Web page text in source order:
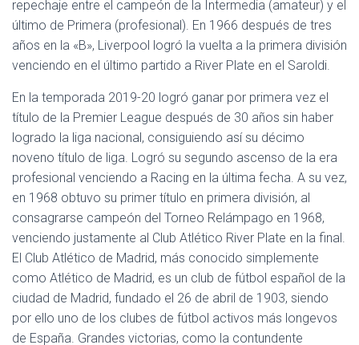
repechaje entre el campeón de la Intermedia (amateur) y el
último de Primera (profesional). En 1966 después de tres
años en la «B», Liverpool logró la vuelta a la primera división
venciendo en el último partido a River Plate en el Saroldi.
En la temporada 2019-20 logró ganar por primera vez el
título de la Premier League después de 30 años sin haber
logrado la liga nacional, consiguiendo así su décimo
noveno título de liga. Logró su segundo ascenso de la era
profesional venciendo a Racing en la última fecha. A su vez,
en 1968 obtuvo su primer título en primera división, al
consagrarse campeón del Torneo Relámpago en 1968,
venciendo justamente al Club Atlético River Plate en la final.
El Club Atlético de Madrid, más conocido simplemente
como Atlético de Madrid, es un club de fútbol español de la
ciudad de Madrid, fundado el 26 de abril de 1903, siendo
por ello uno de los clubes de fútbol activos más longevos
de España. Grandes victorias, como la contundente